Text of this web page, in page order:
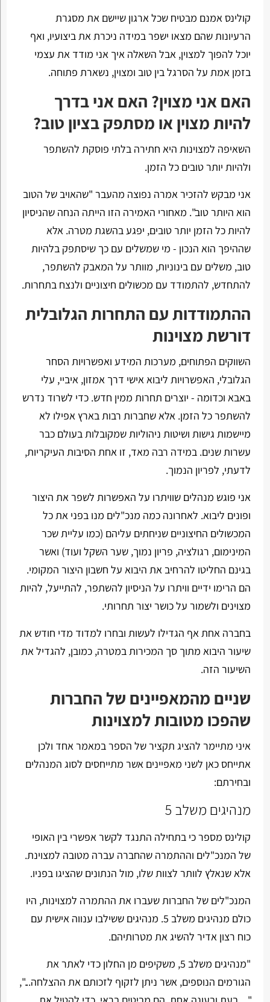
קולינס אמנם מבטיח שכל ארגון שיישם את מסגרת
הרעיונות שהם מצאו ישפר במידה ניכרת את ביצועיו, ואף
יוכל להפוך למצוין, אבל השאלה איך אני מודד את עצמי
בזמן אמת על הסרגל בין טוב ומצוין, נשארת פתוחה.
האם אני מצוין? האם אני בדרך
להיות מצוין או מסתפק בציון טוב?
השאיפה למצוינות היא חתירה בלתי פוסקת להשתפר
ולהיות יותר טובים כל הזמן.
אני מבקש להזכיר אמרה נפוצה מהעבר "שהאויב של הטוב
הוא היותר טוב". מאחורי האמירה הזו הייתה הנחה שהניסיון
להיות כל הזמן יותר טובים, יפגע בהשגת מטרה. אלא
שההיפך הוא הנכון - מי שמשלים עם כך שיסתפק בלהיות
טוב, משלים עם בינוניות, מוותר על המאבק להשתפר,
להתחדש, להתמודד עם מכשולים חיצוניים ולנצח בתחרות.
ההתמודדות עם התחרות הגלובלית
דורשת מצוינות
השווקים הפתוחים, מערכות המידע ואפשרויות הסחר
הגלובלי, האפשרויות ליבוא אישי דרך אמזון, איביי, עלי
באבא וכדומה - יוצרים תחרות ממין חדש. כדי לשרוד נדרש
להשתפר כל הזמן. אלא שחברות רבות בארץ אפילו לא
מיישמות גישות ושיטות ניהוליות שמקובלות בעולם כבר
עשרות שנים. במידה רבה מאד, זו אחת הסיבות העיקריות,
לדעתי, לפריון הנמוך.
אני פוגש מנהלים שוויתרו על האפשרות לשפר את היצור
ופונים ליבוא. לאחרונה כמה מנכ"לים מנו בפני את כל
המכשולים החיצוניים שניחתים עליהם (כמו עליית שכר
המינימום, רגולציה, פריון נמוך, שער השקל ועוד) ואשר
בגינם החליטו להרחיב את היבוא על חשבון היצור המקומי.
הם הרימו ידיים וויתרו על הניסיון להשתפר, להתייעל, להיות
מצוינים ולשמור על כושר יצור תחרותי.
בחברה אחת אף הגדילו לעשות ובחרו למדוד מדי חודש את
שיעור היבוא מתוך סך המכירות במטרה, כמובן, להגדיל את
השיעור הזה.
שניים מהמאפיינים של החברות
שהפכו מטובות למצוינות
איני מתיימר להציג תקציר של הספר במאמר אחד ולכן
אתייחס כאן לשני מאפיינים אשר מתייחסים לסוג המנהלים
ובחירתם:
מנהיגים משלב 5
קולינס מספר כי בתחילה התנגד לקשר אפשרי בין האופי
של המנכ"לים וההתמרה שהחברה עברה מטובה למצוינת.
אלא שנאלץ לוותר לצוות שלו, מול הנתונים שהציגו בפניו.
המנכ"לים של החברות שעברו את ההתמרה למצוינות, היו
כולם מנהיגים משלב 5. מנהיגים ששילבו ענווה אישית עם
כוח רצון אדיר להשיג את מטרותיהם.
"מנהיגים משלב 5, משקיפים מן החלון כדי לאתר את
הגורמים הנוספים, אשר ניתן לזקוף לזכותם את ההצלחה...",